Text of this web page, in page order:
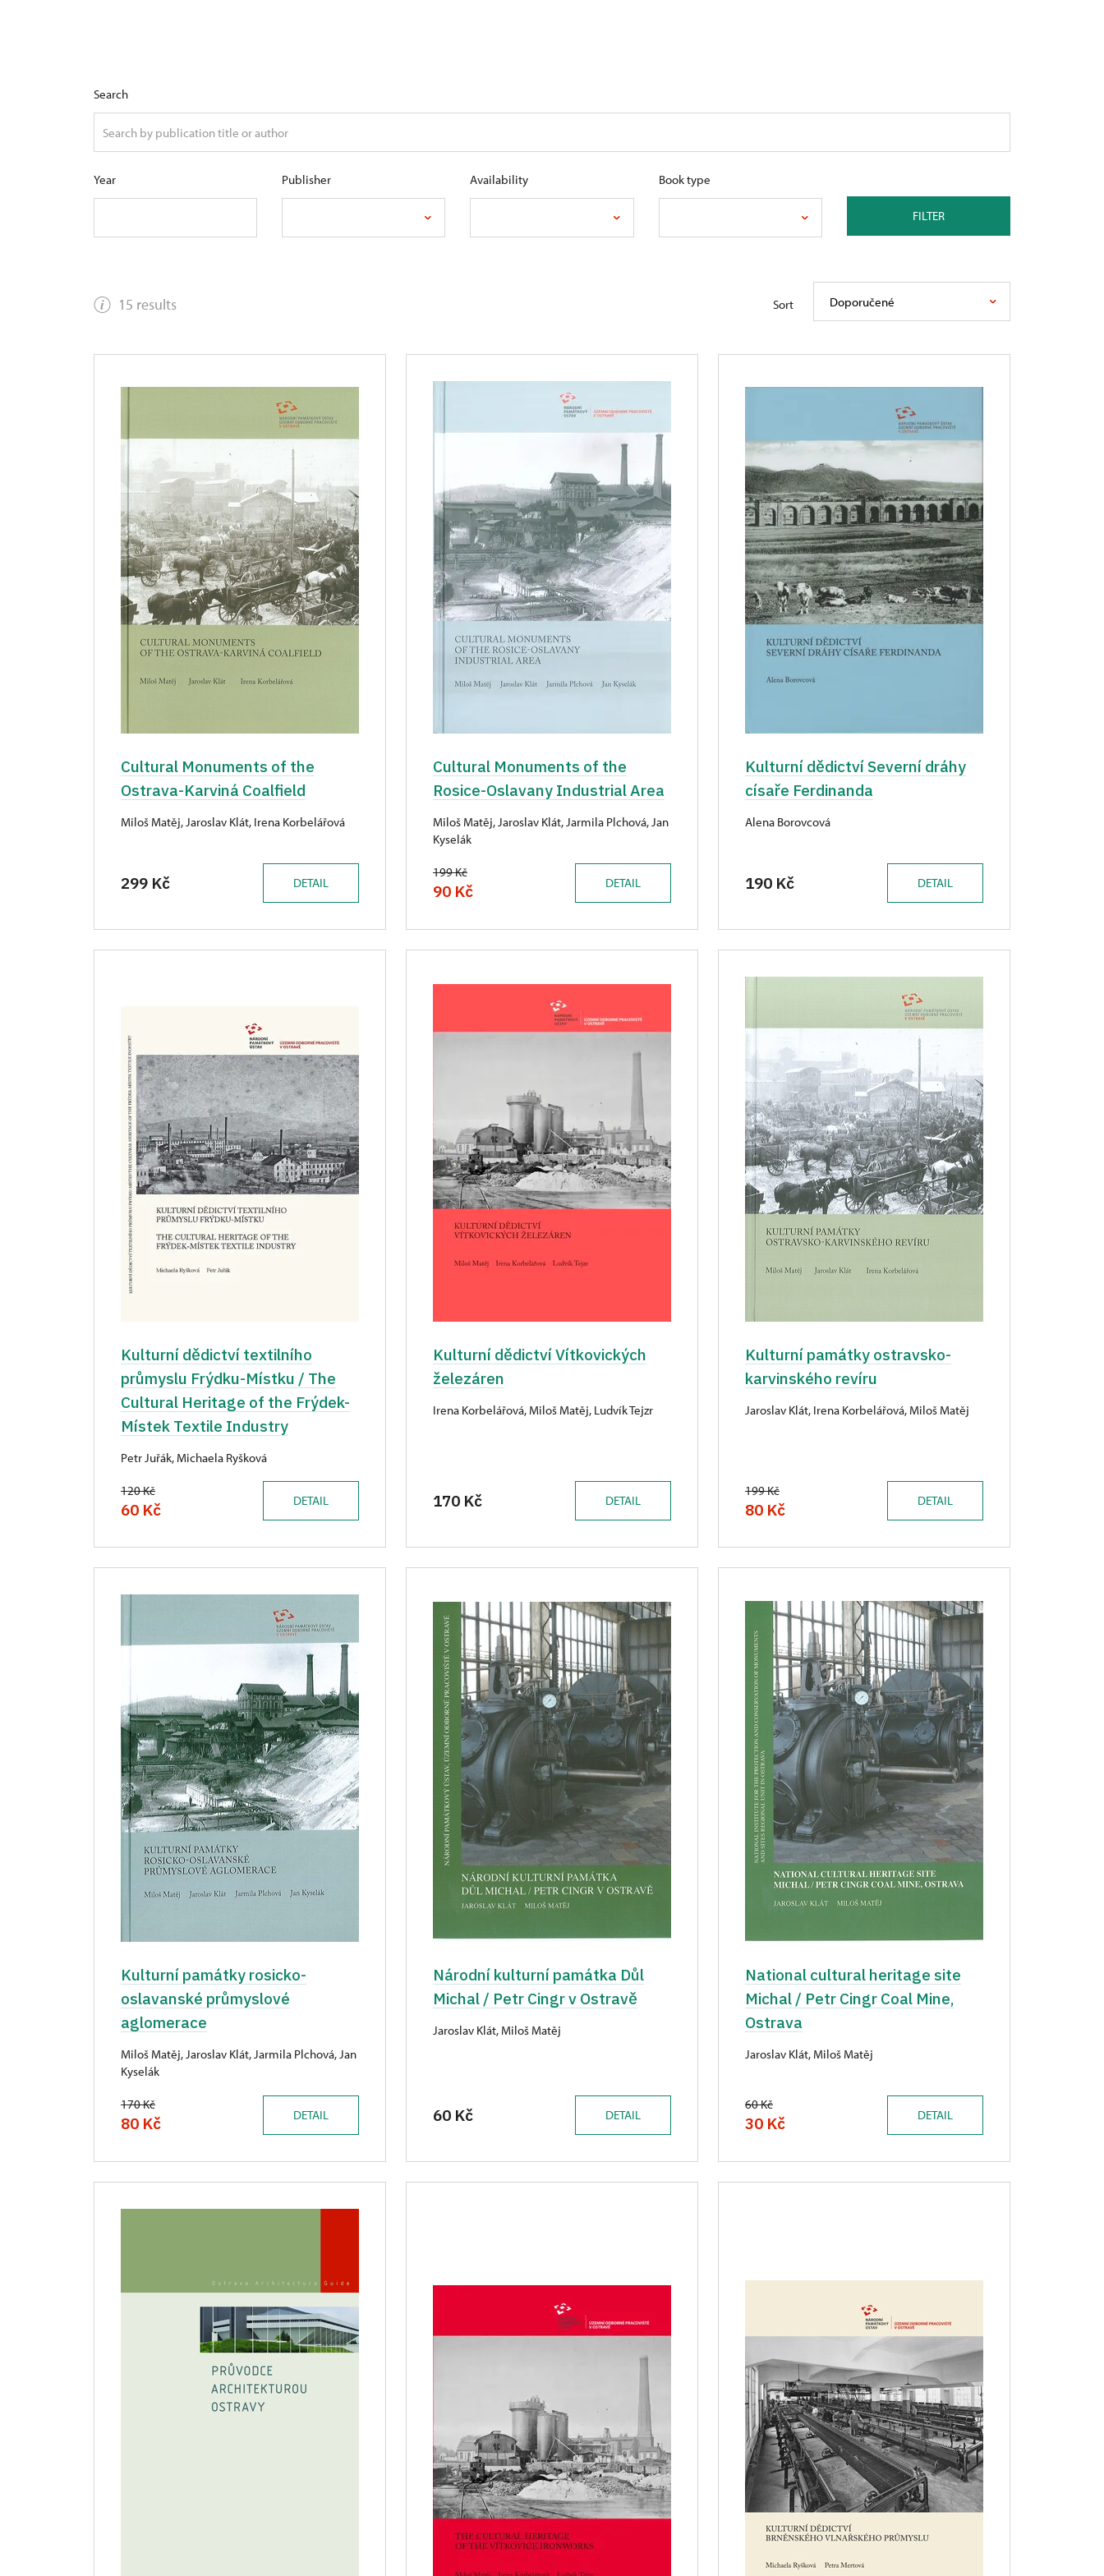
Search
Year Publisher Availability Book type
FILTER
15 results Sort Doporučené
Cultural Monuments of the
Ostrava-Karviná Coalfield
Miloš Matěj, Jaroslav Klát, Irena Korbelářová
299 Kč DETAIL
Cultural Monuments of the
Rosice-Oslavany Industrial Area
Miloš Matěj, Jaroslav Klát, Jarmila Plchová, Jan
Kyselák
199 Kč
90 Kč DETAIL
Kulturní dědictví Severní dráhy
císaře Ferdinanda
Alena Borovcová
190 Kč DETAIL
Kulturní dědictví textilního
průmyslu Frýdku-Místku / The
Cultural Heritage of the Frýdek-
Místek Textile Industry
Petr Juřák, Michaela Ryšková
120 Kč
60 Kč DETAIL
Kulturní dědictví Vítkovických
železáren
Irena Korbelářová, Miloš Matěj, Ludvík Tejzr
170 Kč DETAIL
Kulturní památky ostravsko-
karvinského revíru
Jaroslav Klát, Irena Korbelářová, Miloš Matěj
199 Kč
80 Kč DETAIL
Kulturní památky rosicko-
oslavanské průmyslové
aglomerace
Miloš Matěj, Jaroslav Klát, Jarmila Plchová, Jan
Kyselák
170 Kč
80 Kč DETAIL
Národní kulturní památka Důl
Michal / Petr Cingr v Ostravě
Jaroslav Klát, Miloš Matěj
60 Kč DETAIL
National cultural heritage site
Michal / Petr Cingr Coal Mine,
Ostrava
Jaroslav Klát, Miloš Matěj
60 Kč
30 Kč DETAIL